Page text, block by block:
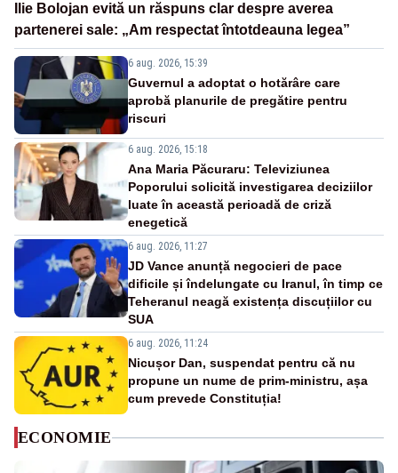
Ilie Bolojan evită un răspuns clar despre averea
partenerei sale: „Am respectat întotdeauna legea”
6 aug. 2026, 15:39
Guvernul a adoptat o hotărâre care
aprobă planurile de pregătire pentru
riscuri
6 aug. 2026, 15:18
Ana Maria Păcuraru: Televiziunea
Poporului solicită investigarea deciziilor
luate în această perioadă de criză
enegetică
6 aug. 2026, 11:27
JD Vance anunță negocieri de pace
dificile și îndelungate cu Iranul, în timp ce
Teheranul neagă existența discuțiilor cu
SUA
6 aug. 2026, 11:24
Nicușor Dan, suspendat pentru că nu
propune un nume de prim-ministru, așa
cum prevede Constituția!
ECONOMIE